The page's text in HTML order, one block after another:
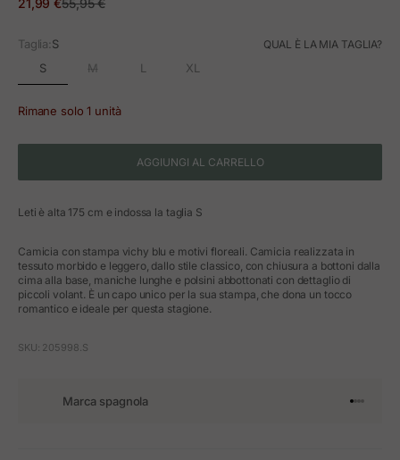
Taglia:S QUAL È LA MIA TAGLIA?
S M L XL
Rimane solo 1 unità
AGGIUNGI AL CARRELLO
Leti è alta 175 cm e indossa la taglia S
Camicia con stampa vichy blu e motivi floreali. Camicia realizzata in
tessuto morbido e leggero, dallo stile classico, con chiusura a bottoni dalla
cima alla base, maniche lunghe e polsini abbottonati con dettaglio di
piccoli volant. È un capo unico per la sua stampa, che dona un tocco
romantico e ideale per questa stagione.
SKU: 205998.S
Marca spagnola Vai
Vai
Vai
Vai